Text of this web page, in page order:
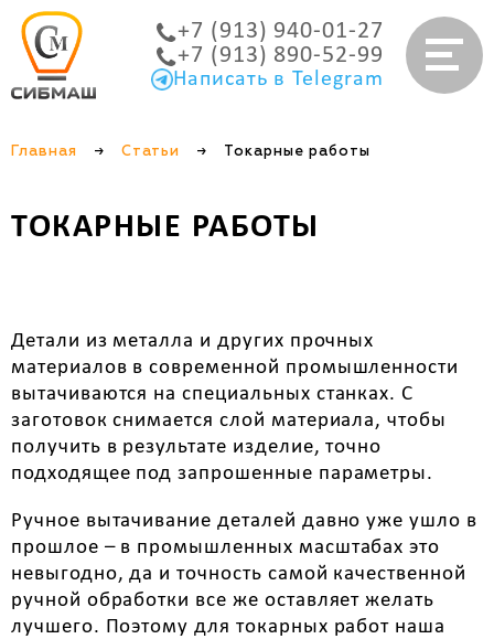
+7 (913) 940-01-27
+7 (913) 890-52-99
Написать в Telegram
Главная → Статьи → Токарные работы
ТОКАРНЫЕ РАБОТЫ
Детали из металла и других прочных
материалов в современной промышленности
вытачиваются на специальных станках. С
заготовок снимается слой материала, чтобы
получить в результате изделие, точно
подходящее под запрошенные параметры.
Ручное вытачивание деталей давно уже ушло в
прошлое – в промышленных масштабах это
невыгодно, да и точность самой качественной
ручной обработки все же оставляет желать
лучшего. Поэтому для токарных работ наша